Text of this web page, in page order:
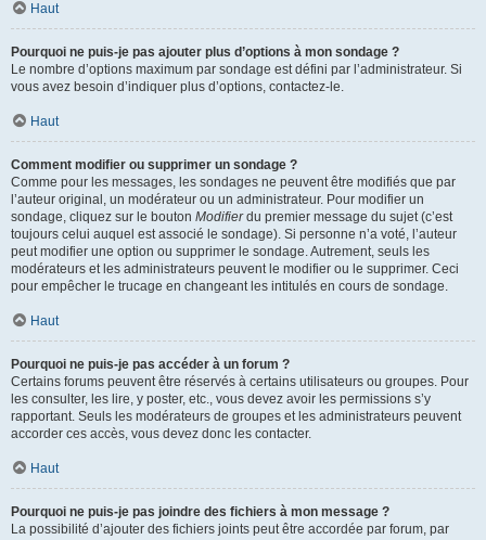
Haut
Pourquoi ne puis-je pas ajouter plus d’options à mon sondage ?
Le nombre d’options maximum par sondage est défini par l’administrateur. Si
vous avez besoin d’indiquer plus d’options, contactez-le.
Haut
Comment modifier ou supprimer un sondage ?
Comme pour les messages, les sondages ne peuvent être modifiés que par
l’auteur original, un modérateur ou un administrateur. Pour modifier un
sondage, cliquez sur le bouton Modifierdu premier message du sujet (c’est
toujours celui auquel est associé le sondage). Si personne n’a voté, l’auteur
peut modifier une option ou supprimer le sondage. Autrement, seuls les
modérateurs et les administrateurs peuvent le modifier ou le supprimer. Ceci
pour empêcher le trucage en changeant les intitulés en cours de sondage.
Haut
Pourquoi ne puis-je pas accéder à un forum ?
Certains forums peuvent être réservés à certains utilisateurs ou groupes. Pour
les consulter, les lire, y poster, etc., vous devez avoir les permissions s’y
rapportant. Seuls les modérateurs de groupes et les administrateurs peuvent
accorder ces accès, vous devez donc les contacter.
Haut
Pourquoi ne puis-je pas joindre des fichiers à mon message ?
La possibilité d’ajouter des fichiers joints peut être accordée par forum, par